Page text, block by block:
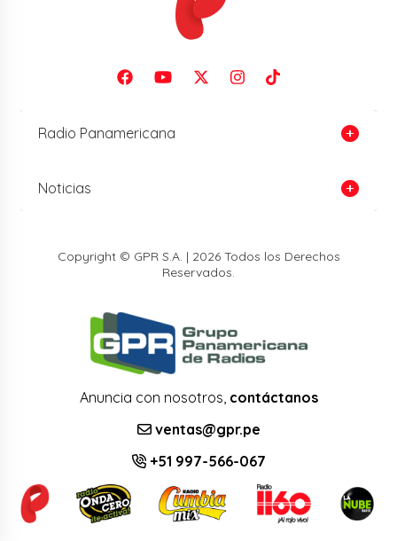
Radio Panamericana
Noticias
Copyright © GPR S.A. | 2026 Todos los Derechos
Reservados.
Anuncia con nosotros, contáctanos
ventas@gpr.pe
+51 997-566-067